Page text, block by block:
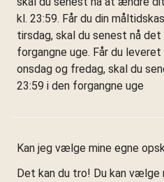
kl. 23:59. Får du din
tirsdag, skal du senest nå det
forgangne uge. Får du
onsdag og fredag, skal du
23:59 i den forgangne uge
Kan jeg vælge mine egne
Det kan du tro! Du kan vælge